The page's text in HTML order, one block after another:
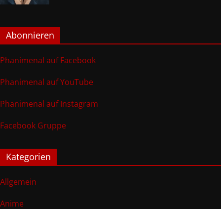
Abonnieren
Phanimenal auf Facebook
Phanimenal auf YouTube
Phanimenal auf Instagram
Facebook Gruppe
Kategorien
Allgemein
Anime